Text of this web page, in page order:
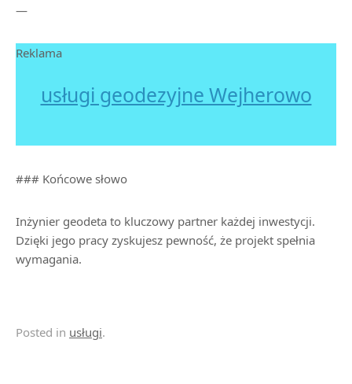
—
Reklama
usługi geodezyjne Wejherowo
### Końcowe słowo
Inżynier geodeta to kluczowy partner każdej inwestycji.
Dzięki jego pracy zyskujesz pewność, że projekt spełnia
wymagania.
Posted in usługi.